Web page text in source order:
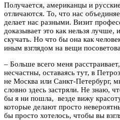
Получается, американцы и
отличаются. То, что нас
делает нас разными. Визит
доказывает это как нельзя лучше,
скучать. Но что бы она как
иным взглядом на вещи
– Больше всего меня
несчастны, оставаясь тут, в
не Москва или Санкт-Петербург,
словно здесь застряли. Не знаю,
бы я ни пошла, везде вижу
которые делают просто
бы просто хотелось, чтобы вы